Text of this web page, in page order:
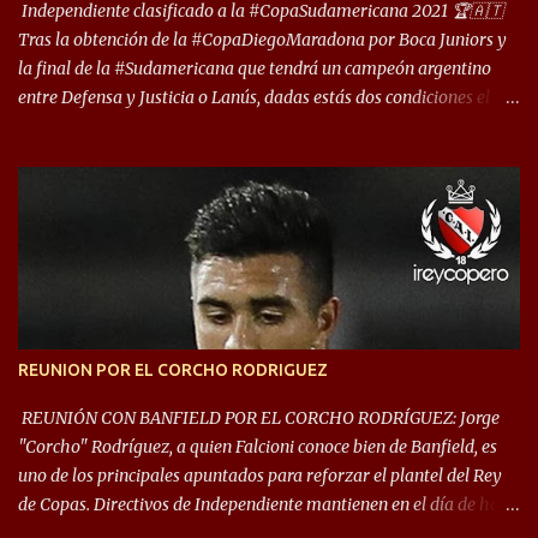
deporte”, afirmó Facundo Moyano. “Creo que Avellaneda...
Independiente clasificado a la #CopaSudamericana 2021 🏆🇦🇹
Tras la obtención de la #CopaDiegoMaradona por Boca Juniors y
la final de la #Sudamericana que tendrá un campeón argentino
entre Defensa y Justicia o Lanús, dadas estás dos condiciones el
que iniciará en fase de grupos con 6 partidos, de los cuales sólo los
primeros de cada grupo jugarán los 8vos. con los 3ros. mejores de
las fases de grupos de la #CopaLibertadores 2021. ¡Este año hay
noche de Copas Rey! ⚽🇦🇹👑🏆.
REUNION POR EL CORCHO RODRIGUEZ
REUNIÓN CON BANFIELD POR EL CORCHO RODRÍGUEZ: Jorge
"Corcho" Rodríguez, a quien Falcioni conoce bien de Banfield, es
uno de los principales apuntados para reforzar el plantel del Rey
de Copas. Directivos de Independiente mantienen en el día de hoy